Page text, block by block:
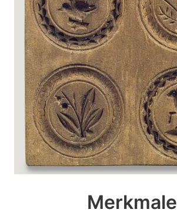
Merkmale